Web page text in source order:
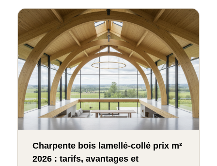
Charpente bois lamellé-collé prix m²
2026 : tarifs, avantages et